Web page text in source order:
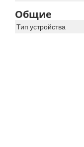
Общие
Тип устройства